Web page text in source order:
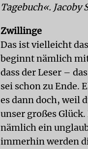
Tagebuch«. Jacoby
Zwillinge
Das ist vielleicht
beginnt nämlich
dass der Leser –
sei schon zu Ende.
es dann doch, weil
unser großes
nämlich ein
immerhin werden